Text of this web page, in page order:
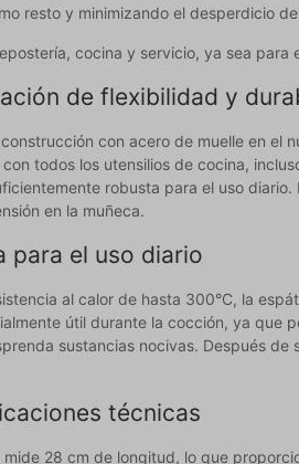
resto y minimizando el desperdicio
cocina y servicio, ya sea para
de flexibilidad y
con acero de muelle en el
todos los utensilios de cocina,
robusta para el uso
en la muñeca.
para el uso diario
al calor de hasta 300°C, la
útil durante la cocción, ya que
sustancias nocivas. Después
técnicas
mide 28 cm de longitud, lo que